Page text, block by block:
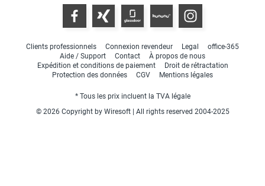
Clients professionnels Connexion revendeur Legal
office-365
Aide / Support
Contact
À propos de nous
Expédition et conditions de paiement
Droit de rétractation
Protection des données
CGV Mentions légales
* Tous les prix incluent la TVA légale
© 2026 Copyright by Wiresoft | All rights reserved 2004-2025